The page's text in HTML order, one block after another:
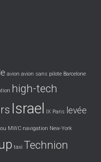
avion avion sans pilote Barcelone
high-tech
Israel IX Paris
levée
MWC navigation New-York
taxi Technion